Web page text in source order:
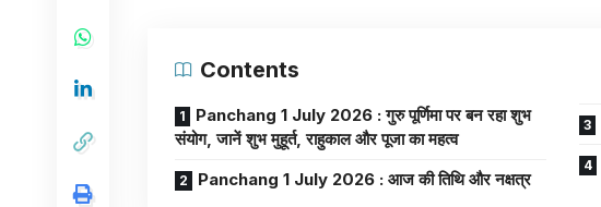
Contents
Panchang 1 July 2026 : गुरु पूर्णिमा पर बन रहा शुभ
संयोग, जानें शुभ मुहूर्त, राहुकाल और पूजा का महत्व
Panchang 1 July 2026 : आज की तिथि और नक्षत्र